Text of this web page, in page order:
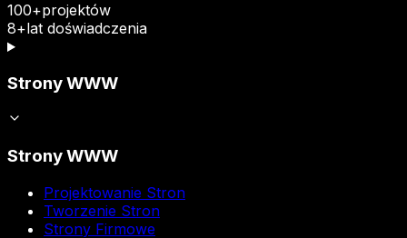
100+projektów
8+lat doświadczenia
Strony WWW
Strony WWW
Projektowanie Stron
Tworzenie Stron
Strony Firmowe